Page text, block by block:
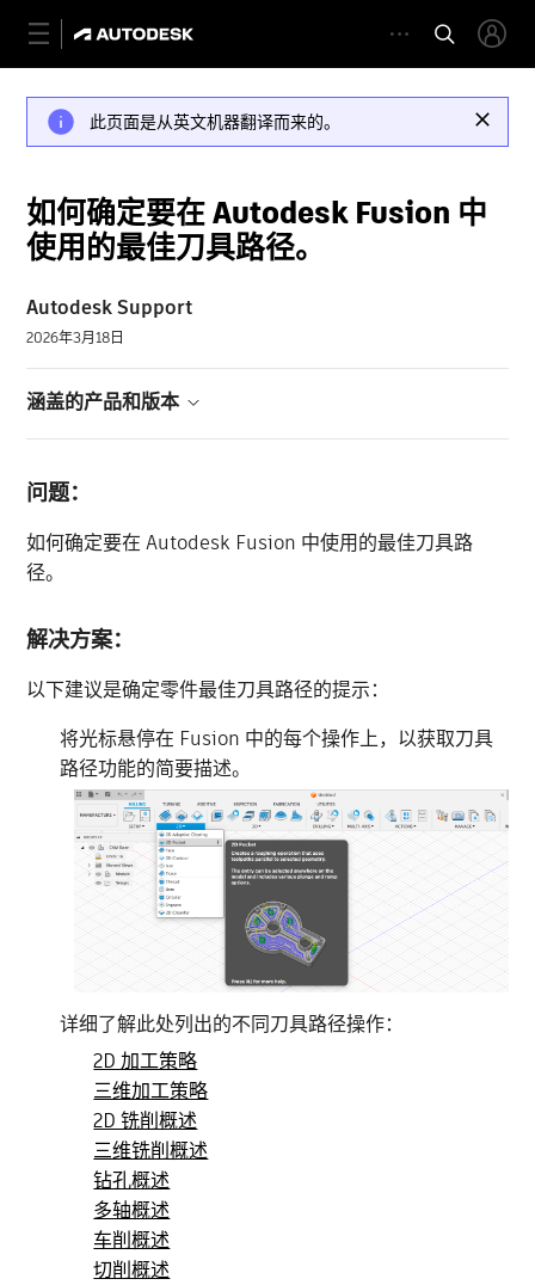
此页面是从英文机器翻译而来的。
如何确定要在 Autodesk Fusion 中
使用的最佳刀具路径。
Autodesk Support
2026年3月18日
涵盖的产品和版本
问题：
如何确定要在 Autodesk Fusion 中使用的最佳刀具路
径。
解决方案：
以下建议是确定零件最佳刀具路径的提示：
将光标悬停在 Fusion 中的每个操作上，以获取刀具
路径功能的简要描述。
详细了解此处列出的不同刀具路径操作：
2D 加工策略
三维加工策略
2D 铣削概述
三维铣削概述
钻孔概述
多轴概述
车削概述
切削概述